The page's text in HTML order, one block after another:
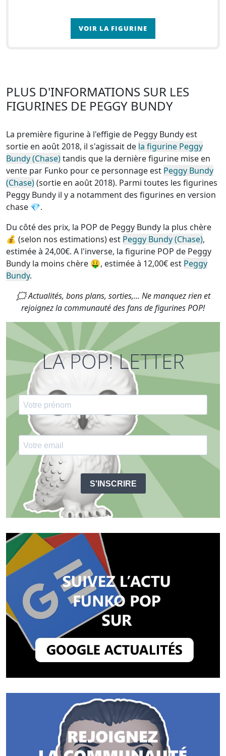
VOIR LA FIGURINE
PLUS D'INFORMATIONS SUR LES
FIGURINES DE PEGGY BUNDY
La première figurine à l'effigie de Peggy Bundy est
sortie en août 2018, il s'agissait de la figurine Peggy
Bundy (Chase)tandis que la dernière figurine mise en
vente par Funko pour ce personnage est Peggy Bundy
(Chase)(sortie en août 2018). Parmi toutes les figurines
Peggy Bundy il y a notamment des figurines en version
chase 💎.
Du côté des prix, la POP de Peggy Bundy la plus chère
💰 (selon nos estimations) est Peggy Bundy (Chase),
estimée à 24,00€. A l'inverse, la figurine POP de Peggy
Bundy la moins chère 🤑, estimée à 12,00€ est Peggy
Bundy.
🗯 Actualités, bons plans, sorties,... Ne manquez rien et
rejoignez la communauté des fans de figurines POP!
LA POP! LETTER
S'INSCRIRE